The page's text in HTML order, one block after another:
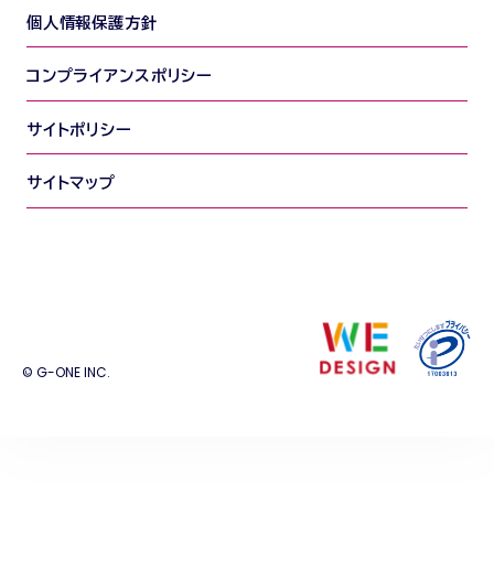
個人情報保護方針
コンプライアンスポリシー
サイトポリシー
サイトマップ
© G-ONE INC.